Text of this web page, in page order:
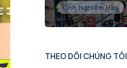
Kinh Nghiệm Hay
THEO DÕI CHÚNG TÔI